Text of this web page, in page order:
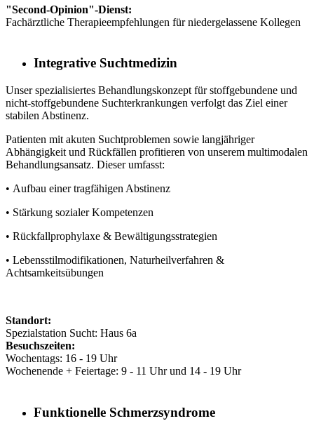
"Second-Opinion"-Dienst:
Fachärztliche Therapieempfehlungen für niedergelassene Kollegen
Integrative Suchtmedizin
Unser spezialisiertes Behandlungskonzept für stoffgebundene und
nicht-stoffgebundene Suchterkrankungen verfolgt das Ziel einer
stabilen Abstinenz.
Patienten mit akuten Suchtproblemen sowie langjähriger
Abhängigkeit und Rückfällen profitieren von unserem multimodalen
Behandlungsansatz. Dieser umfasst:
• Aufbau einer tragfähigen Abstinenz
• Stärkung sozialer Kompetenzen
• Rückfallprophylaxe & Bewältigungsstrategien
• Lebensstilmodifikationen, Naturheilverfahren &
Achtsamkeitsübungen
Standort:
Spezialstation Sucht: Haus 6a
Besuchszeiten:
Wochentags: 16 - 19 Uhr
Wochenende + Feiertage: 9 - 11 Uhr und 14 - 19 Uhr
Funktionelle Schmerzsyndrome